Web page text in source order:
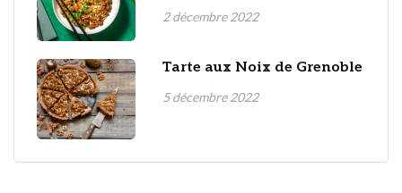
2 décembre 2022
Tarte aux Noix de Grenoble
5 décembre 2022